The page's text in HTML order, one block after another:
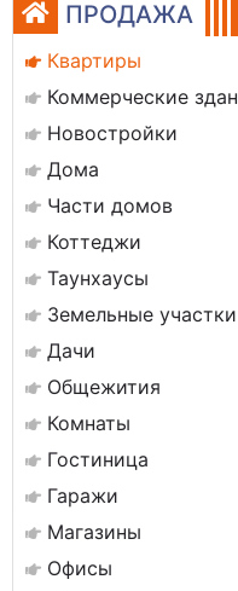
ПРОДАЖА
Квартиры
Коммерческие
Новостройки
Дома
Части домов
Коттеджи
Таунхаусы
Земельные участки
Дачи
Общежития
Комнаты
Гостиница
Гаражи
Магазины
Офисы